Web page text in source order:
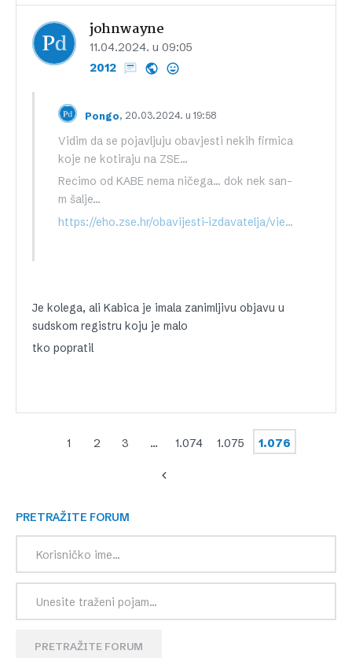
johnwayne
11.04.2024. u 09:05
2012
Pongo, 20.03.2024. u 19:58
Vidim da se pojavljuju obavjesti nekih firmica
koje ne kotiraju na ZSE…
Recimo od KABE nema ničega… dok nek san-
m šalje…
https://eho.zse.hr/obavijesti-izdavatelja/view/54130
Je kolega, ali Kabica je imala zanimljivu objavu u
sudskom registru koju je malo
tko popratil
1 2 3 … 1.074 1.075 1.076
PRETRAŽITE FORUM
PRETRAŽITE FORUM